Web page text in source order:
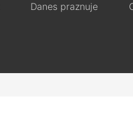
Danes praznuje